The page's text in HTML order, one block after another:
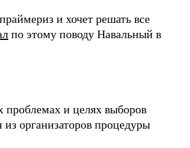
и хочет решать все
по этому поводу Навальный в
и целях выборов
организаторов процедуры